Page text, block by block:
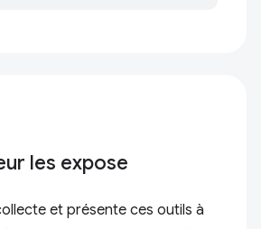
les expose
et présente ces outils à